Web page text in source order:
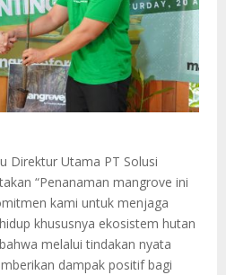
Direktur Utama PT Solusi
“Penanaman mangrove ini
kami untuk menjaga
khususnya ekosistem hutan
melalui tindakan nyata
dampak positif bagi